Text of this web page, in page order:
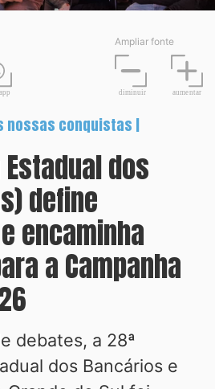
Ampliar fonte
diminuir aumentar
nossas conquistas |
dos
define
encaminha
a Campanha
debates, a 28ª
dos Bancários e